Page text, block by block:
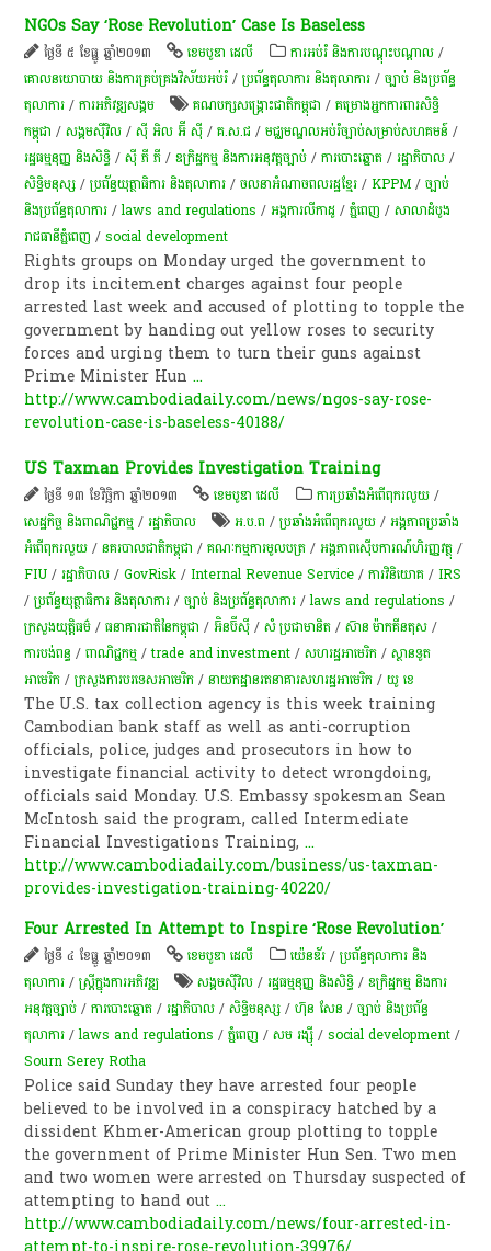
NGOs Say ‘Rose Revolution’ Case Is Baseless
ថ្ងៃទី ៥ ខែធ្នូ ឆ្នាំ២០១៣ ខេមបូឌា ដេលី ការអប់រំ និងការបណ្តុះបណ្តាល /
គោលនយោបាយ និងការគ្រប់គ្រងវិស័យអប់រំ /ប្រព័ន្ធតុលាការ និងតុលាការ /ច្បាប់ និងប្រព័ន្ធ
តុលាការ /ការ​អភិវឌ្ឍ​សង្គម គណបក្សសង្គ្រោះជាតិកម្ពុជា /គម្រោងអ្នកការពារសិទ្ធិ
កម្ពុជា /សង្គមស៊ីវិល /ស៊ី អិល អ៊ី ស៊ី /គ.ស.ជ /មជ្ឈមណ្ឌល​អប់រំ​ច្បាប់​សម្រាប់​សហគមន៍​ /
រដ្ឋធម្មនុញ្ញ និងសិទ្ធិ /ស៊ី ភី ភី /ឧក្រិដ្ឋកម្ម និងការអនុវត្តច្បាប់ /ការបោះឆ្នោត /រដ្ឋាភិបាល /
សិទ្ធិមនុស្ស /ប្រព័ន្ធយុត្ថាធិការ និងតុលាការ /ចលនា​អំណាច​ពល​រដ្ឋខ្មែរ​/KPPM /ច្បាប់
និងប្រព័ន្ធតុលាការ /laws and regulations /អង្គការលីកាដូ /ភ្នំពេញ /សាលាដំបូង
រាជធានីភ្នំពេញ /social development
Rights groups on Monday urged the government to
drop its incitement charges against four people
arrested last week and accused of plotting to topple the
government by handing out yellow roses to security
forces and urging them to turn their guns against
Prime Minister Hun...
http://www.cambodiadaily.com/news/ngos-say-rose-
revolution-case-is-baseless-40188/
US Taxman Provides Investigation Training
ថ្ងៃទី ១៣ ខែវិច្ឆិកា ឆ្នាំ២០១៣ ខេមបូឌា ដេលី ការប្រឆាំងអំពើពុករលួយ /
សេដ្ឋកិច្ច និងពាណិជ្ជកម្ម /រដ្ឋាភិបាល អ.ប.ព /ប្រឆាំងអំពើពុករលួយ /អង្គភាពប្រឆាំង
អំពើពុករលួយ /នគរបាលជាតិកម្ពុជា /គណៈ​​​កម្មការ​​​​​​មូលបត្រ /​អង្គភាពស៊ើបការណ៍​ហិរញ្ញវត្ថុ /
FIU /រដ្ឋាភិបាល /GovRisk /Internal Revenue Service /ការវិនិយោគ /IRS
/ប្រព័ន្ធយុត្ថាធិការ និងតុលាការ /ច្បាប់ និងប្រព័ន្ធតុលាការ /laws and regulations /
ក្រសួងយុត្តិធម៌ /ធនាគារជាតិនៃកម្ពុជា /អ៊ិនប៊ីស៊ី /សំ ប្រជាមានិត /ស៊ាន ម៉ាកគីនតុស /
ការបង់ពន្ធ /ពាណិជ្ជកម្ម /trade and investment /សហរដ្ឋអាមេរិក /ស្ថានទូត
អាមេរិក /ក្រសួង​ការបរទេស​អាមេរិក /នាយកដ្ឋានរតនាគារសហរដ្ឋអាមេរិក /យូ​ ខេ
The U.S. tax collection agency is this week training
Cambodian bank staff as well as anti-corruption
officials, police, judges and prosecutors in how to
investigate financial activity to detect wrongdoing,
officials said Monday. U.S. Embassy spokesman Sean
McIntosh said the program, called Intermediate
Financial Investigations Training,...
http://www.cambodiadaily.com/business/us-taxman-
provides-investigation-training-40220/
Four Arrested In Attempt to Inspire ‘Rose Revolution’
ថ្ងៃទី ៤ ខែធ្នូ ឆ្នាំ២០១៣ ខេមបូឌា ដេលី យ៉េនឌ័រ /ប្រព័ន្ធតុលាការ និង
តុលាការ /ស្ត្រីក្នុងការអភិវឌ្ឍ សង្គមស៊ីវិល /រដ្ឋធម្មនុញ្ញ និងសិទ្ធិ /ឧក្រិដ្ឋកម្ម និងការ
អនុវត្តច្បាប់ /ការបោះឆ្នោត /រដ្ឋាភិបាល /សិទ្ធិមនុស្ស /ហ៊ុន សែន /ច្បាប់ និងប្រព័ន្ធ
តុលាការ /laws and regulations /ភ្នំពេញ /សម រង្ស៊ី /social development /
Sourn Serey Rotha
Police said Sunday they have arrested four people
believed to be involved in a conspiracy hatched by a
dissident Khmer-American group plotting to topple
the government of Prime Minister Hun Sen. Two men
and two women were arrested on Thursday suspected of
at­tempting to hand out...
http://www.cambodiadaily.com/news/four-arrested-in-